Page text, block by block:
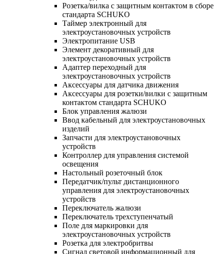
Розетка/вилка с защитным контактом в сборе
стандарта SCHUKO
Таймер электронный для
электроустановочных устройств
Электропитание USB
Элемент декоративный для
электроустановочных устройств
Адаптер переходный для
электроустановочных устройств
Аксессуары для датчика движения
Аксессуары для розетки/вилки с защитным
контактом стандарта SCHUKO
Блок управления жалюзи
Ввод кабельный для электроустановочных
изделий
Запчасти для электроустановочных
устройств
Контроллер для управления системой
освещения
Настольный розеточный блок
Передатчик/пульт дистанционного
управления для электроустановочных
устройств
Переключатель жалюзи
Переключатель трехступенчатый
Поле для маркировки для
электроустановочных устройств
Розетка для электробритвы
Сигнал световой информационный для